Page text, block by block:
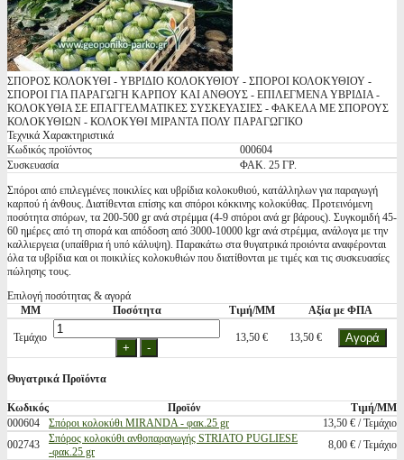
ΣΠΟΡΟΣ ΚΟΛΟΚΥΘΙ - ΥΒΡΙΔΙΟ ΚΟΛΟΚΥΘΙΟΥ - ΣΠΟΡΟΙ ΚΟΛΟΚΥΘΙΟΥ -
ΣΠΟΡΟΙ ΓΙΑ ΠΑΡΑΓΩΓΗ ΚΑΡΠΟΥ ΚΑΙ ΑΝΘΟΥΣ - ΕΠΙΛΕΓΜΕΝΑ ΥΒΡΙΔΙΑ -
ΚΟΛΟΚΥΘΙΑ ΣΕ ΕΠΑΓΓΕΛΜΑΤΙΚΕΣ ΣΥΣΚΕΥΑΣΙΕΣ - ΦΑΚΕΛΑ ΜΕ ΣΠΟΡΟΥΣ
ΚΟΛΟΚΥΘΙΩΝ - ΚΟΛΟΚΥΘΙ ΜΙΡΑΝΤΑ ΠΟΛΥ ΠΑΡΑΓΩΓΙΚΟ
Τεχνικά Χαρακτηριστικά
Κωδικός προϊόντος
000604
Συσκευασία
ΦΑΚ. 25 ΓΡ.
Σπόροι από επιλεγμένες ποικιλίες και υβρίδια κολοκυθιού, κατάλληλων για παραγωγή
καρπού ή άνθους. Διατίθενται επίσης και σπόροι κόκκινης κολοκύθας. Προτεινόμενη
ποσότητα σπόρων, τα 200-500 gr ανά στρέμμα (4-9 σπόροι ανά gr βάρους). Συγκομιδή 45-
60 ημέρες από τη σπορά και απόδοση από 3000-10000 kgr ανά στρέμμα, ανάλογα με την
καλλιεργεια (υπαίθρια ή υπό κάλυψη). Παρακάτω στα θυγατρικά προιόντα αναφέρονται
όλα τα υβρίδια και οι ποικιλίες κολοκυθιών που διατίθονται με τιμές και τις συσκευασίες
πώλησης τους.
Επιλογή ποσότητας & αγορά
ΜΜ
Ποσότητα Τιμή/ΜΜ Αξία με ΦΠΑ
Τεμάχιο 13,50 € 13,50 €
Θυγατρικά Προϊόντα
Κωδικός Προϊόν
Τιμή/ΜΜ
000604
Σπόροι κολοκύθι MIRANDA - φακ.25 gr
13,50 € / Τεμάχιο
002743
Σπόρος κολοκύθι ανθοπαραγωγής STRIATO PUGLIESE
-φακ.25 gr
8,00 € / Τεμάχιο